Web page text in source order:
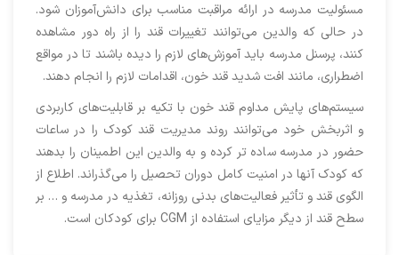
مسئولیت مدرسه در ارائه مراقبت مناسب برای دانش‌آموزان شود.
در حالی که والدین می‌توانند تغییرات قند را از راه دور مشاهده
کنند، پرسنل مدرسه باید آموزش‌های لازم را دیده باشند تا در مواقع
اضطراری، مانند افت شدید قند خون، اقدامات لازم را انجام دهند.
سیستم‌های پایش مداوم قند خون با تکیه بر قابلیت‌های کاربردی
و اثربخش خود می‌توانند روند مدیریت قند کودک را در ساعات
حضور در مدرسه ساده تر کرده و به والدین این اطمینان را بدهند
که کودک آنها در امنیت کامل دوران تحصیل را می‌گذراند. اطلاع از
الگوی قند و تأثیر فعالیت‌های بدنی روزانه، تغذیه در مدرسه و … بر
سطح قند از دیگر مزایای استفاده از CGM برای کودکان است.